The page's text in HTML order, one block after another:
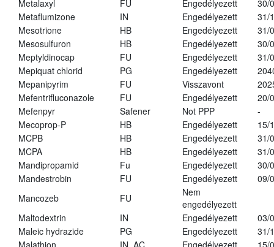
Metalaxyl
FU Engedélyezett
30/
Metaflumizone
IN Engedélyezett
31/
Mesotrione
HB Engedélyezett
31/
Mesosulfuron
HB Engedélyezett
30/
Meptyldinocap
FU Engedélyezett
31/
Mepiquat chlorid
PG Engedélyezett
Mepanipyrim
FU Visszavont
Mefentrifluconazole
FU Engedélyezett
20/
Mefenpyr
Safener Not PPP
-
Mecoprop-P
HB Engedélyezett
15/
MCPB
HB Engedélyezett
31/
MCPA
HB Engedélyezett
31/
Mandipropamid
Fu Engedélyezett
30/
Mandestrobin
FU Engedélyezett
09/
Mancozeb
FU
Nem
engedélyezett
Maltodextrin
IN Engedélyezett
03/
Maleic hydrazide
PG Engedélyezett
31/